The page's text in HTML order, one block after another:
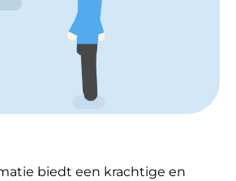
biedt een krachtige en